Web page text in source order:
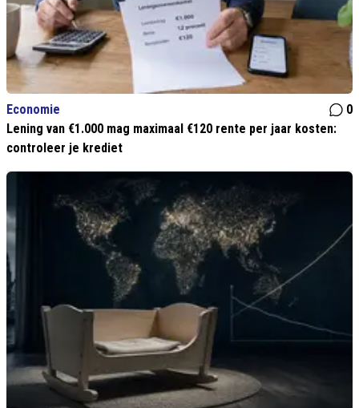
Economie
0
Lening van €1.000 mag maximaal €120 rente per jaar kosten:
controleer je krediet